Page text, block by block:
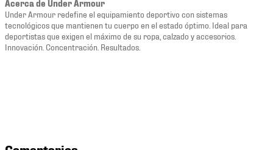
Acerca de Under Armour
Under Armour redefine el equipamiento deportivo con sistemas
tecnológicos que mantienen tu cuerpo en el estado óptimo. Ideal para
deportistas que exigen el máximo de su ropa, calzado y accesorios.
Innovación. Concentración. Resultados.